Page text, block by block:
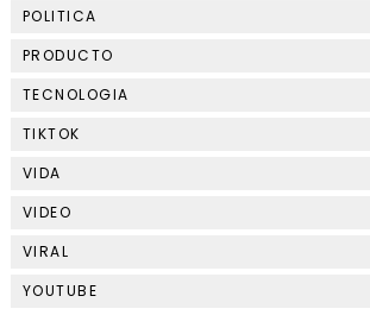
POLITICA
PRODUCTO
TECNOLOGIA
TIKTOK
VIDA
VIDEO
VIRAL
YOUTUBE